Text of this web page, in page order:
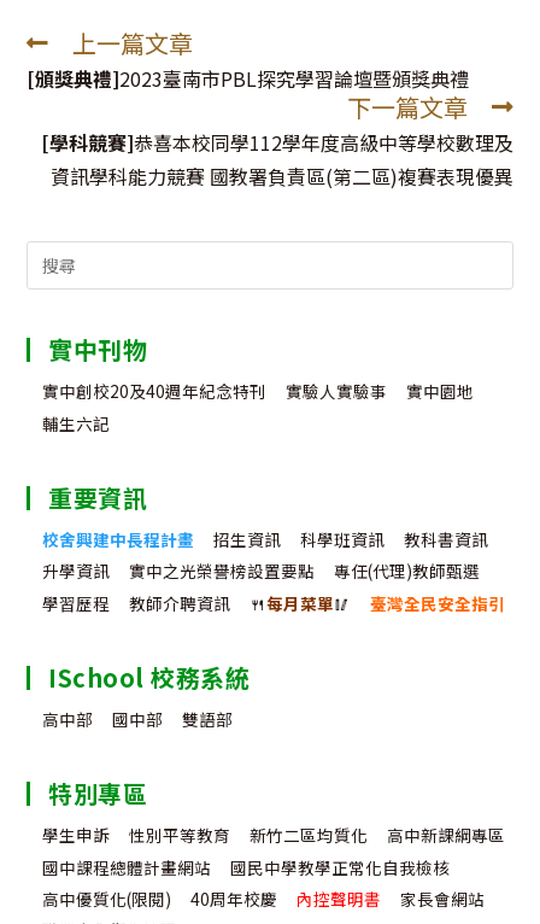
Read
more
上一篇文章
[頒獎典禮]2023臺南市PBL探究學習論壇暨頒獎典禮
下一篇文章
[學科競賽]恭喜本校同學112學年度高級中等學校數理及
資訊學科能力競賽 國教署負責區(第二區)複賽表現優異
Search
for:
實中刊物
實中創校20及40週年紀念特刊 實驗人實驗事
實中園地
輔生六記
重要資訊
校舍興建中長程計畫 招生資訊 科學班資訊
教科書資訊
升學資訊
實中之光榮譽榜設置要點
專任(代理)教師甄選
學習歷程
教師介聘資訊 🍴每月菜單🥢 臺灣全民安全指引
ISchool 校務系統
高中部 國中部 雙語部
特別專區
學生申訴 性別平等教育 新竹二區均質化
高中新課綱專區
國中課程總體計畫網站
國民中學教學正常化自我檢核
高中優質化(限閱)
40周年校慶 內控聲明書
家長會網站